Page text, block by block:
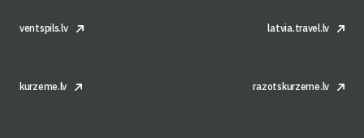
ventspils.lv latvia.travel.lv
kurzeme.lv razotskurzeme.lv